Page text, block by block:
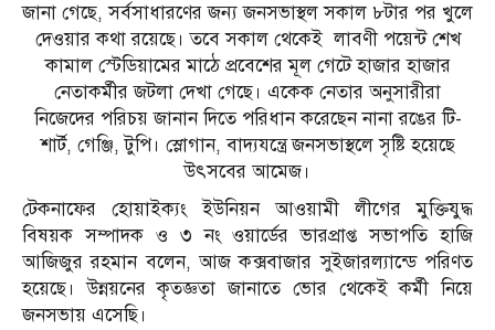
জানা গেছে, সর্বসাধারণের জন্য জনসভাস্থল সকাল ৮টার পর খুলে
দেওয়ার কথা রয়েছে। তবে সকাল থেকেই লাবণী পয়েন্ট শেখ
কামাল স্টেডিয়ামের মাঠে প্রবেশের মূল গেটে হাজার হাজার
নেতাকর্মীর জটলা দেখা গেছে। একেক নেতার অনুসারীরা
নিজেদের পরিচয় জানান দিতে পরিধান করেছেন নানা রঙের টি-
শার্ট, গেঞ্জি, টুপি। স্লোগান, বাদ্যযন্ত্রে জনসভাস্থলে সৃষ্টি হয়েছে
উৎসবের আমেজ।
টেকনাফের হোয়াইক্যং ইউনিয়ন আওয়ামী লীগের মুক্তিযুদ্ধ
বিষয়ক সম্পাদক ও ৩ নং ওয়ার্ডের ভারপ্রাপ্ত সভাপতি হাজি
আজিজুর রহমান বলেন, আজ কক্সবাজার সুইজারল্যান্ডে পরিণত
হয়েছে। উন্নয়নের কৃতজ্ঞতা জানাতে ভোর থেকেই কর্মী নিয়ে
জনসভায় এসেছি।